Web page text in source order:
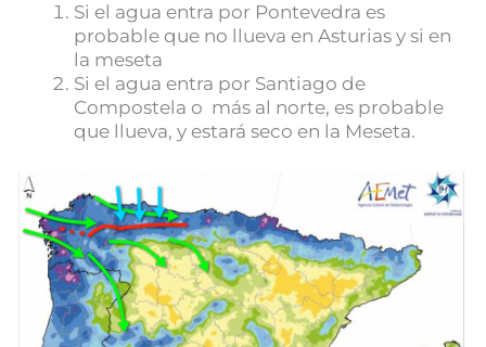
Si el agua entra por Pontevedra es
probable que no llueva en Asturias y si en
la meseta
Si el agua entra por Santiago de
Compostela o más al norte, es probable
que llueva, y estará seco en la Meseta.